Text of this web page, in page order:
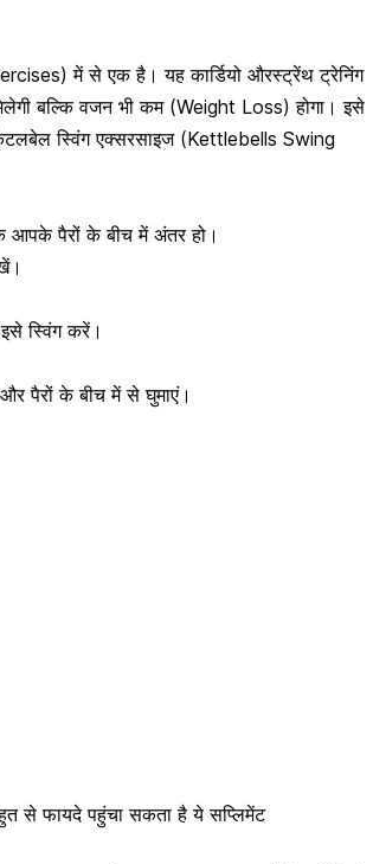
में से एक है। यह कार्डियो औरस्ट्रेंथ ट्रेनिंग
बल्कि वजन भी कम (Weight Loss) होगा। इसे
स्विंग एक्सरसाइज (Kettlebells Swing
आपके पैरों के बीच में अंतर हो।
स्विंग करें।
पैरों के बीच में से घुमाएं।
से फायदे पहुंचा सकता है ये सप्लिमेंट